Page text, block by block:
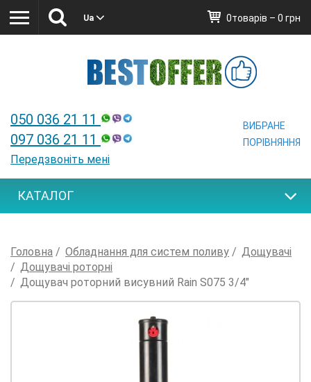
Ua
050 036 21 11
097 036 21 11
Передзвоніть мені
0товарів – 0 грн
ВИБРАНЕ
ПОРІВНЯННЯ
КАТАЛОГ
Головна Обладнання для систем поливу
Дощувачі
Дощувачі роторні
Дощувач роторний висувний Rain S075 3/4"